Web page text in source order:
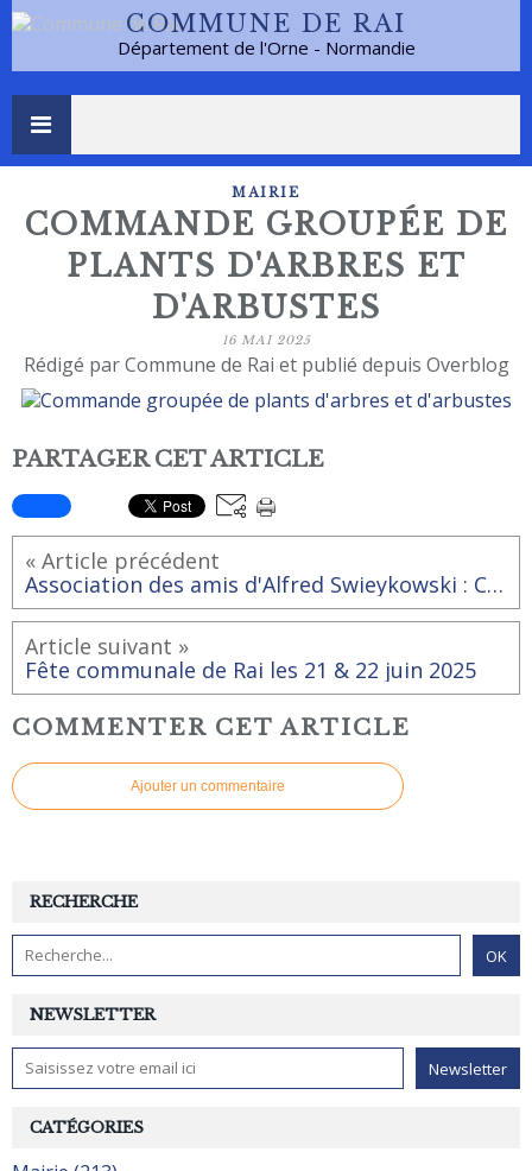
COMMUNE DE RAI
Département de l'Orne - Normandie
MAIRIE
COMMANDE GROUPÉE DE
PLANTS D'ARBRES ET
D'ARBUSTES
16 MAI 2025
Rédigé par Commune de Rai et publié depuis Overblog
PARTAGER CET ARTICLE
« Article précédent
Association des amis d'Alfred Swieykowski : Conférence
Article suivant »
Fête communale de Rai les 21 & 22 juin 2025
COMMENTER CET ARTICLE
Ajouter un commentaire
NEWSLETTER
RECHERCHE
CATÉGORIES